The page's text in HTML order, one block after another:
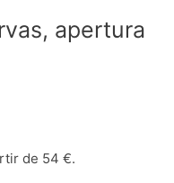
apertura
de 54 €.